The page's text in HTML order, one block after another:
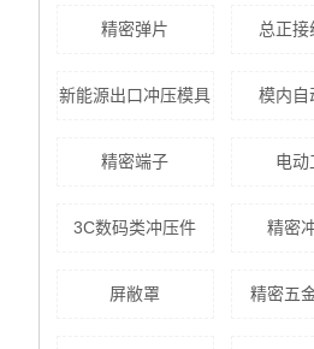
精密弹片 总正接
新能源出口冲压模具 模内自
精密端子 电动
3C数码类冲压件 精密
屏敝罩 精密五